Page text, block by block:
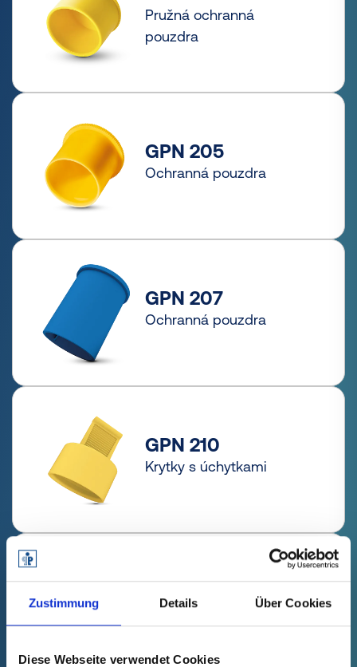
Zustimmung Details Über Cookies
Diese Webseite verwendet Cookies
Pružná ochranná
pouzdra
GPN 205
Ochranná pouzdra
GPN 207
Ochranná pouzdra
GPN 210
Krytky s úchytkami
GPN 211
Pružné krytky s
úchytkami